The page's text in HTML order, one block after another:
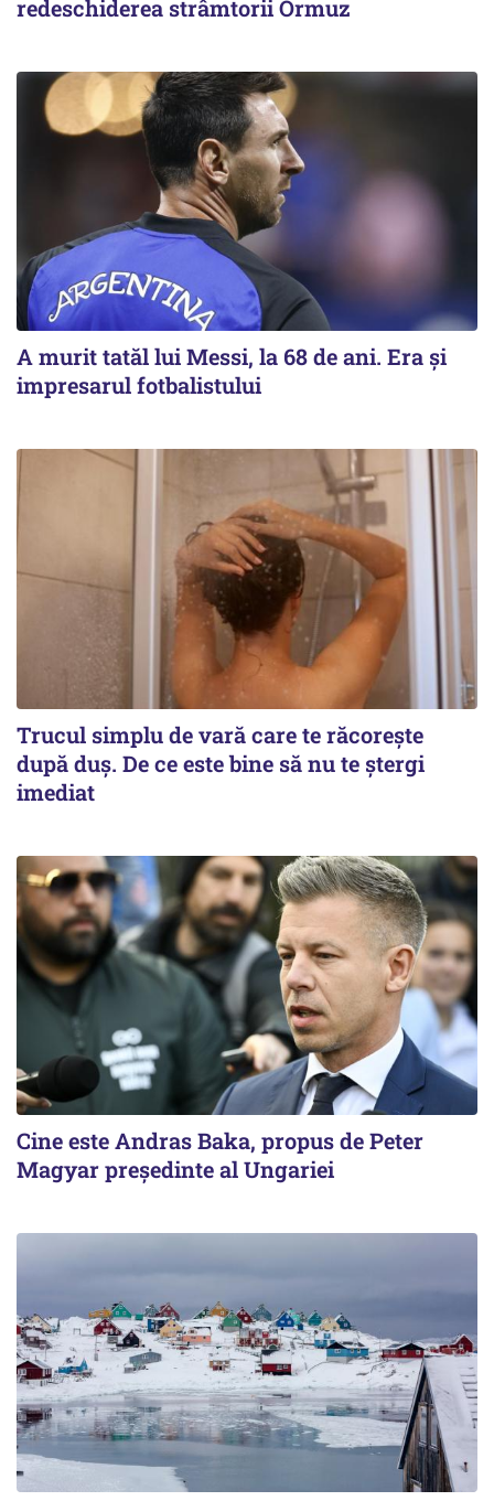
redeschiderea strâmtorii Ormuz
A murit tatăl lui Messi, la 68 de ani. Era și
impresarul fotbalistului
Trucul simplu de vară care te răcorește
după duș. De ce este bine să nu te ștergi
imediat
Cine este Andras Baka, propus de Peter
Magyar președinte al Ungariei